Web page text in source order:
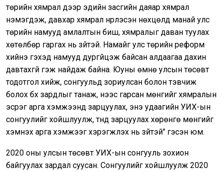
төрийн хямрал дээр эдийн засгийн даяар хямрал
нэмэгдэж, давхар хямрал нүүрлэсэн нөхцөлд манай улс
төрийн намууд амлалтын биш, хямралыг даван туулах
хөтөлбөр гаргах нь зүйтэй. Намайг улс төрийн реформ
хийнэ гэхэд намууд дургүйцэж байсан алдаагаа дахин
давтахгүй гэж найдаж байна. Юуны өмнө улсын төсөвт
тодотгол хийж, сонгуульд зориулсан болон тэвчиж
болох бүх зардлыг танаж, үүнээс гарсан мөнгийг хямралын
эсрэг арга хэмжээнд зарцуулах, энэ удаагийн УИХ-ын
сонгуулийг хойшлуулж, түүнд зарцуулах хөрөнгө мөнгийг
хэмнэх арга хэмжээг хэрэгжүүлэх нь зүйтэй" гэсэн юм.
2020 оны улсын төсөвт УИХ-ын сонгууль зохион
байгуулах зардал суусан. Сонгуулийг хойшлуулж 2020